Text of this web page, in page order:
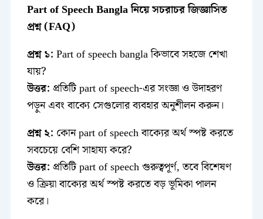
Part of Speech Bangla নিয়ে সচরাচর জিজ্ঞাসিত
প্রশ্ন (FAQ)
প্রশ্ন ১: Part of speech bangla কিভাবে সহজে শেখা
যায়?
উত্তর: প্রতিটি part of speech-এর সংজ্ঞা ও উদাহরণ
পড়ুন এবং বাক্যে সেগুলোর ব্যবহার অনুশীলন করুন।
প্রশ্ন ২: কোন part of speech বাক্যের অর্থ স্পষ্ট করতে
সবচেয়ে বেশি সাহায্য করে?
উত্তর: প্রতিটি part of speech গুরুত্বপূর্ণ, তবে বিশেষণ
ও ক্রিয়া বাক্যের অর্থ স্পষ্ট করতে বড় ভূমিকা পালন
করে।